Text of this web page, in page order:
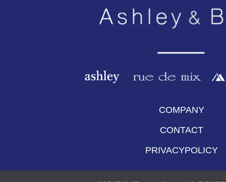
COMPANY
CONTACT
PRIVACYPOLICY